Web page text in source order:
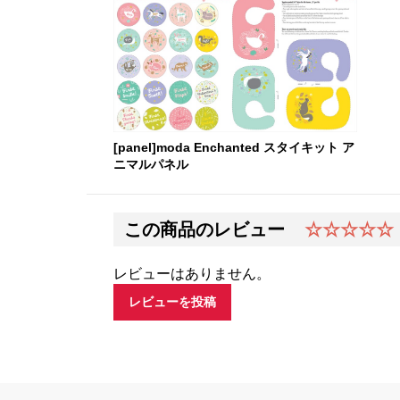
[panel]moda Enchanted スタイキット ア
ニマルパネル
この商品のレビュー ☆☆☆☆☆
レビューはありません。
レビューを投稿